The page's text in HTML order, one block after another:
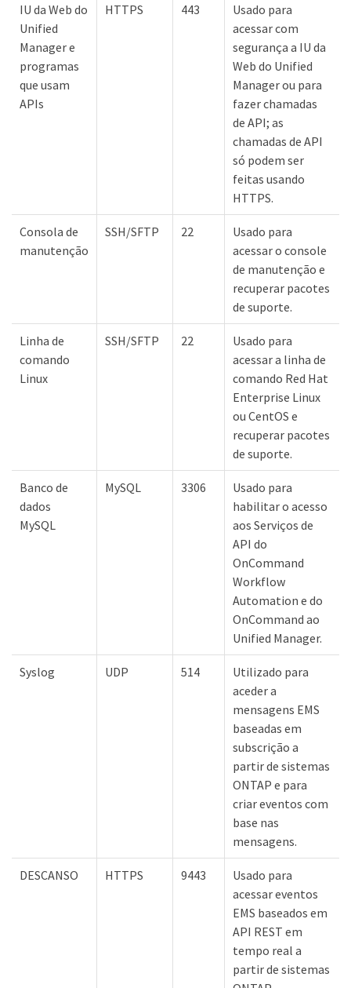
IU da Web do
Unified
Manager e
programas
que usam
APIs
HTTPS 443
Usado para
acessar com
segurança a IU da
Web do Unified
Manager ou para
fazer chamadas
de API; as
chamadas de API
só podem ser
feitas usando
HTTPS.
Consola de
manutenção
SSH/SFTP 22
Usado para
acessar o console
de manutenção e
recuperar pacotes
de suporte.
Linha de
comando
Linux
SSH/SFTP 22
Usado para
acessar a linha de
comando Red Hat
Enterprise Linux
ou CentOS e
recuperar pacotes
de suporte.
Banco de
dados
MySQL
MySQL 3306
Usado para
habilitar o acesso
aos Serviços de
API do
OnCommand
Workflow
Automation e do
OnCommand ao
Unified Manager.
Syslog UDP 514
Utilizado para
aceder a
mensagens EMS
baseadas em
subscrição a
partir de sistemas
ONTAP e para
criar eventos com
base nas
mensagens.
DESCANSO HTTPS 9443
Usado para
acessar eventos
EMS baseados em
API REST em
tempo real a
partir de sistemas